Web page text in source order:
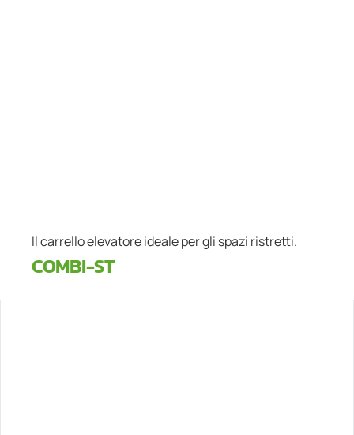
Il carrello elevatore ideale per gli spazi ristretti.
COMBI-ST